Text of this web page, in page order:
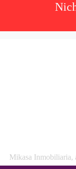
Mikasa Inmobiliaria,